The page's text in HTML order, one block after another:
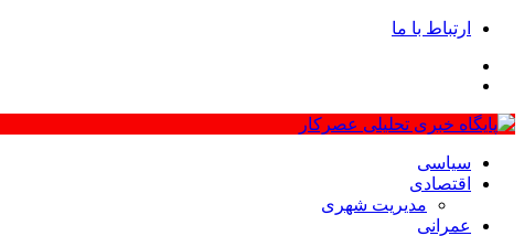
ارتباط با ما
سیاسی
اقتصادی
مدیریت شهری
عمرانی